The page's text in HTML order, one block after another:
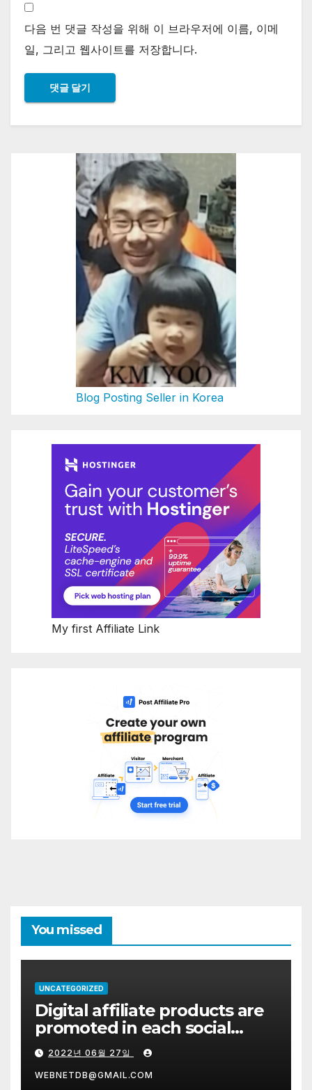
다음 번 댓글 작성을 위해 이 브라우저에 이름, 이메
일, 그리고 웹사이트를 저장합니다.
Blog Posting Seller in Korea
My first Affiliate Link
You missed
UNCATEGORIZED
Digital affiliate products are
promoted in each social
network system on the right.
2022년 06월 27일
WEBNETDB@GMAIL.COM